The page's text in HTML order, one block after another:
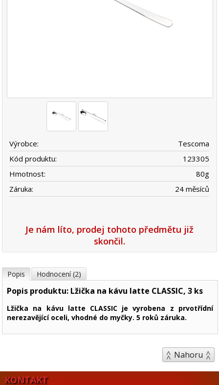
Výrobce:
Tescoma
Kód produktu:
123305
Hmotnost:
80g
Záruka:
24 měsíců
Je nám líto, prodej tohoto předmětu již
skončil.
Popis Hodnocení (2)
Popis produktu: Lžička na kávu latte CLASSIC, 3 ks
Lžička na kávu latte CLASSIC je vyrobena z prvotřídní
nerezavějící oceli, vhodné do myčky. 5 roků záruka.
Nahoru
KONTAKT